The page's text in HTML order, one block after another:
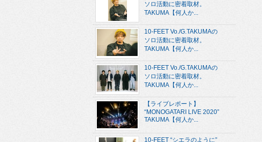
ソロ活動に密着取材。
TAKUMA【何人か...
10-FEET Vo./G.TAKUMAの
ソロ活動に密着取材。
TAKUMA【何人か...
10-FEET Vo./G.TAKUMAの
ソロ活動に密着取材。
TAKUMA【何人か...
【ライブレポート】
“MONOGATARI LIVE 2020”
TAKUMA【何人か...
10-FEET “シエラのように”